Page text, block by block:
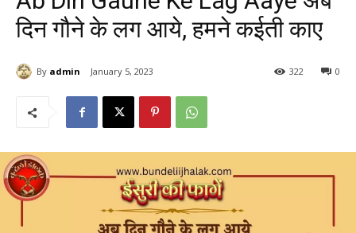
दिन गौने के लग आये, हमने कईती काए
By admin January 5, 2023 0
322